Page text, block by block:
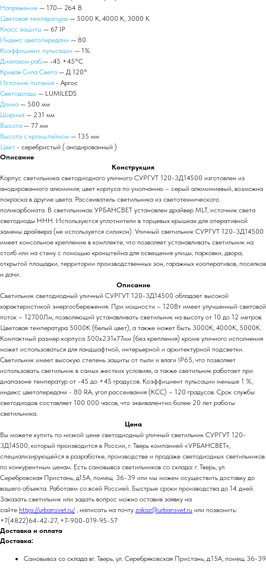
Напряжение — 170— 264 В
Цветовая температура — 5000 К, 4000 К, 3000 К
Класс защиты — 67 IP
Индекс цветопередачи — 80
Коэффициент пульсации — 1%
Диапазон раб.— -45 +45°С
Кривая Сила Света — Д 120°
Источник питания - Аргос
Светодиоды — LUMILEDS
Длина — 500 мм
Ширина — 231 мм
Высота — 77 мм
Высота с кронштейном — 135 мм
Цвет - серебристый ( анодированный )
Описание
Конструкция
Корпус светильника светодиодного уличного СУРГУТ 120-3Д14500 изготовлен из
анодированного алюминия; цвет корпуса по умолчанию – серый алюминиевый, возможна
покраска в другие цвета. Рассеиватель светильника из светотехнического
поликарбоната. В светильниках УРБАНСВЕТ установлен драйвер MLT, источник света
светодиоды HHH. Используются уплотнители в торцевых крышках для оперативной
замены драйвера (не используется силикон). Уличный светильник СУРГУТ 120-3Д14500
имеет консольное крепление в комплекте, что позволяет устанавливать светильник на
столб или на стену с помощью кронштейна для освещения улицы, парковки, двора,
открытой площадки, территории производственных зон, гаражных кооперативов, поселков
и дачи.
Описание
Светильник светодиодный уличный СУРГУТ 120-3Д14500 обладает высокой
характеристикой энергосбережения. При мощности – 120Вт имеет улучшенный световой
поток – 12700Лм, позволяющий устанавливать светильник на высоту от 10 до 12 метров.
Цветовая температура 5000К (белый цвет), а также может быть 3000К, 4000К, 5000К.
Компактный размер корпуса 500х231х77мм (без крепления) кроме уличного исполнения
может использоваться для ландшафтной, интерьерной и архитектурной подсветки.
Светильник имеет высокую степень защиты от пыли и влаги IP65, что позволяет
использовать светильник в самых жестких условиях, а также светильник работает при
диапазоне температур от -45 до +45 градусов. Коэффициент пульсации меньше 1 %,
индекс цветопередачи - 80 RA, угол рассеивания (КСС) – 120 градусов. Срок службы
светодиодов составляет 100 000 часов, что эквивалентно более 20 лет работы
светильника.
Цена
Вы можете купить по низкой цене светодиодный уличный светильник СУРГУТ 120-
3Д14500, который производится в России, г. Тверь компанией «УРБАНСВЕТ»,
специализирующейся в разработке, производстве и продаже светодиодных светильников
по конкурентным ценам. Есть самовывоз светильников со склада: г. Тверь, ул.
Серебровская Пристань, д15А, помещ. 36-39 или мы можем осуществить доставку до
вашего объекта. Работаем со всей Россией. Быстрые сроки производства до 14 дней.
Заказать светильник или задать вопрос можно оставив заявку на
сайте https://urbansvet.ru/ , написать на почту zakaz@urbansvet.ru или позвонить:
+7(4822)64-42-27, +7-900-019-95-57
Доставка и оплата
Доставка:
Самовывоз со склада вг. Тверь, ул. Серебряковская Пристань, д.15А, помещ 36-39